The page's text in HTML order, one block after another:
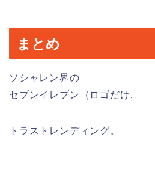
まとめ
ソシャレン界の
セブンイレブン（ロゴだけ…
トラストレンディング。